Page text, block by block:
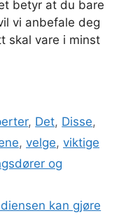
betyr at du bare
vi anbefale deg
skal vare i minst
, Det, Disse,
, velge, viktige
og
kan gjøre